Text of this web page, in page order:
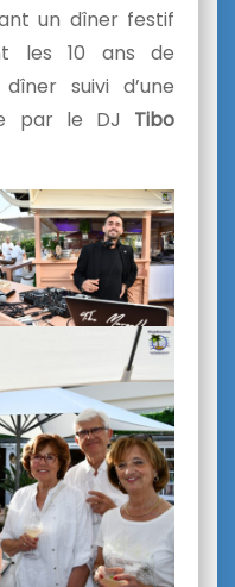
un dîner festif
les 10 ans de
suivi d’une
par le DJ Tibo